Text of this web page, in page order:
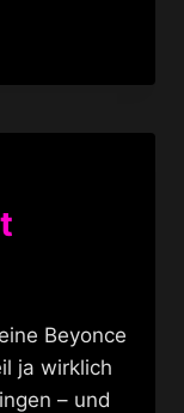
Beyonce
ja wirklich
– und